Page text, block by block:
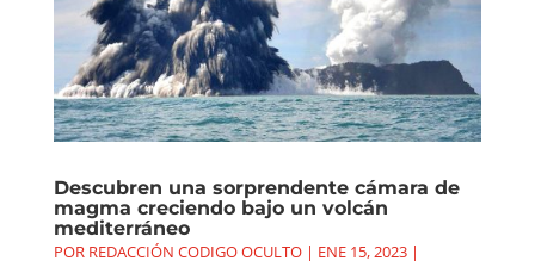
Descubren una sorprendente cámara de
magma creciendo bajo un volcán
mediterráneo
POR REDACCIÓN CODIGO OCULTO| ENE 15, 2023|